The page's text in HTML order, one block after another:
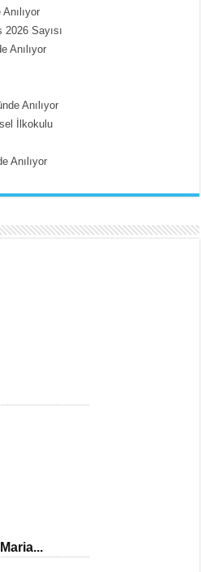
Sayısı
Anılıyor
Anılıyor
İlkokulu
Anılıyor